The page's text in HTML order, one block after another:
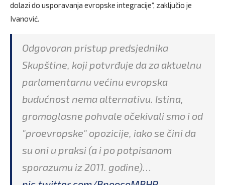
dolazi do usporavanja evropske integracije“, zaključio je
Ivanović.
Odgovoran pristup predsjednika
Skupštine, koji potvrđuje da za aktuelnu
parlamentarnu većinu evropska
budućnost nema alternativu. Istina,
gromoglasne pohvale očekivali smo i od
"proevropske" opozicije, iako se čini da
su oni u praksi (a i po potpisanom
sporazumu iz 2011. godine)…